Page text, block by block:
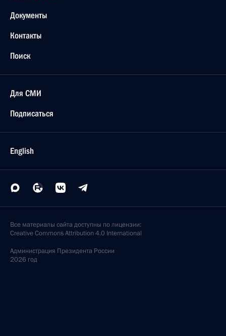
Документы
Контакты
Поиск
Для СМИ
Подписаться
English
Все материалы сайта доступны по лицензии:
Creative Commons Attribution 4.0 International
Администрация Президента России
2026 год